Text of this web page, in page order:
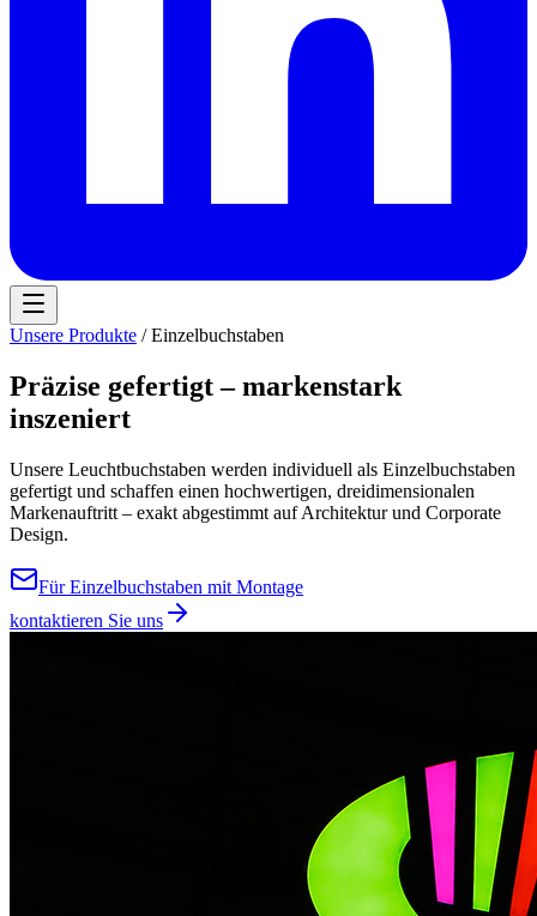
Unsere Produkte / Einzelbuchstaben
Präzise gefertigt – markenstark
inszeniert
Unsere Leuchtbuchstaben werden individuell als Einzelbuchstaben
gefertigt und schaffen einen hochwertigen, dreidimensionalen
Markenauftritt – exakt abgestimmt auf Architektur und Corporate
Design.
Für Einzelbuchstaben mit Montage
kontaktieren Sie uns